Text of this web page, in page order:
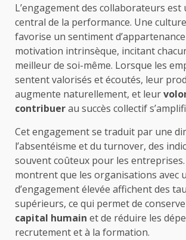
L’engagement des collaborateurs est
central de la performance. Une
favorise un sentiment
motivation intrinsèque, incitant
meilleur de soi-même. Lorsque les
sentent valorisés et écoutés, leur
augmente naturellement, et leur
contribuerau succès collectif
Cet engagement se traduit par une
l’absentéisme et du turnover, des
souvent coûteux pour les
montrent que les organisations avec
d’engagement élevée affichent des
supérieurs, ce qui permet de
capital humain et de réduire les
recrutement et à la formation.